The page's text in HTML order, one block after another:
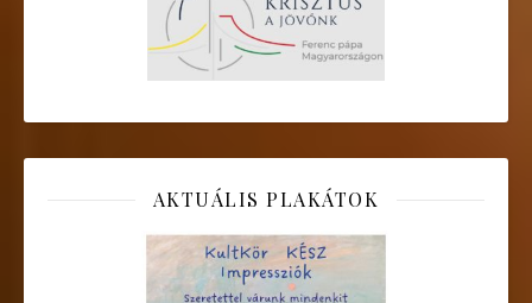
AKTUÁLIS PLAKÁTOK